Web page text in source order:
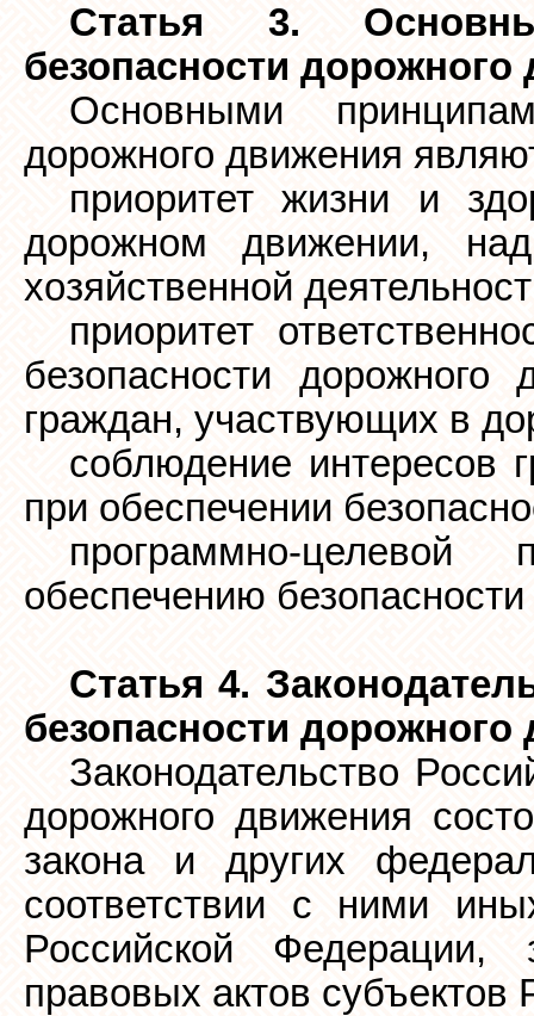
Статья 3.
безопасности дорожного
Основными
дорожного движения
приоритет жизни и
дорожном движении, над
хозяйственной
приоритет
безопасности дорожного
граждан, участвующих в
соблюдение интересов
при обеспечении
программно-
обеспечению
Статья 4.
безопасности дорожного
Законодательство
дорожного движения
закона и других
соответствии с ними
Российской
правовых актов